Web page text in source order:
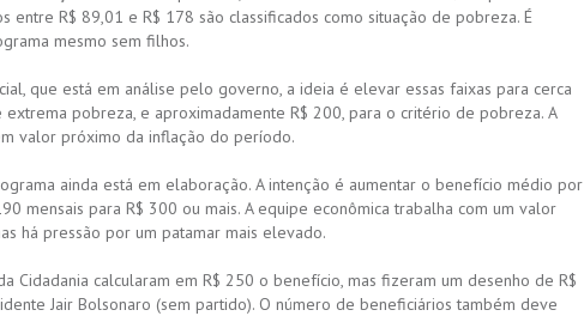
entre R$ 89,01 e R$ 178 são classificados como situação de pobreza. É
mesmo sem filhos.
que está em análise pelo governo, a ideia é elevar essas faixas para cerca
extrema pobreza, e aproximadamente R$ 200, para o critério de pobreza. A
valor próximo da inflação do período.
ainda está em elaboração. A intenção é aumentar o benefício médio por
mensais para R$ 300 ou mais. A equipe econômica trabalha com um valor
há pressão por um patamar mais elevado.
Cidadania calcularam em R$ 250 o benefício, mas fizeram um desenho de R$
Jair Bolsonaro (sem partido). O número de beneficiários também deve